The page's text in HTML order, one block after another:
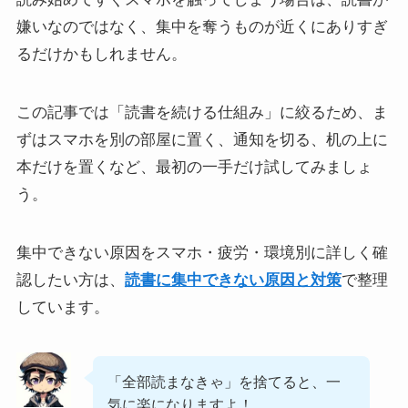
嫌いなのではなく、集中を奪うものが近くにありすぎ
るだけかもしれません。
この記事では「読書を続ける仕組み」に絞るため、ま
ずはスマホを別の部屋に置く、通知を切る、机の上に
本だけを置くなど、最初の一手だけ試してみましょ
う。
集中できない原因をスマホ・疲労・環境別に詳しく確
認したい方は、 読書に集中できない原因と対策で整理
しています。
「全部読まなきゃ」を捨てると、一
気に楽になりますよ！